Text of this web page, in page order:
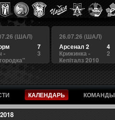
(ШАЛ)
7
3
-
26.07.26 (ШАЛ)
4
Арсенал 2
2
Крижинка -
Кепіталз 2010
КАЛЕНДАРЬ КОМАНДЫ